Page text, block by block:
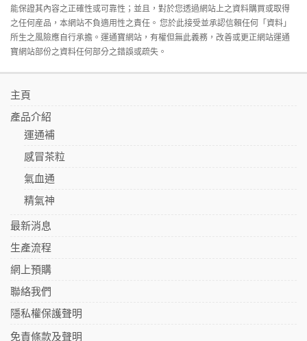
能保證其內容之正確性或可靠性；並且，對於您透過網站上之資料購買或取得
之任何産品，本網站不負適用性之責任。 您於此接受並承認信賴任何「資料」
所生之風險應自行承擔。運通寶網站，有權但無此義務，改善或更正網站運通
寶網站部份之資料任何部分之錯誤或疏失。
主頁
產品介紹
運通補
感冒茶粒
氣血通
精氣神
最新消息
生產流程
網上預購
聯絡我們
隱私權保護聲明
免責條款及聲明